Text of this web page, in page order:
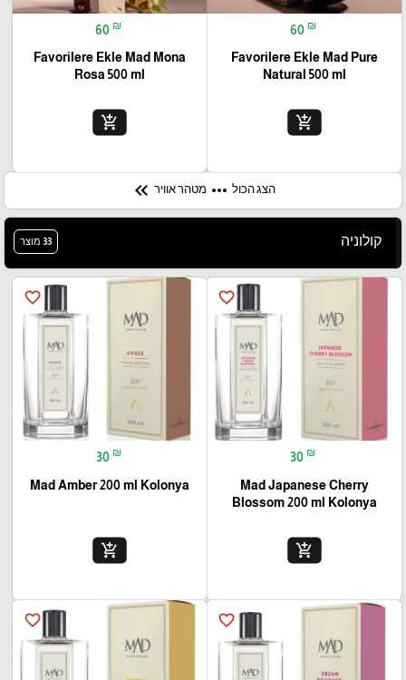
60 ₪
Favorilere Ekle Mad Pure
Natural 500 ml
add_shopping_cart
60 ₪
Favorilere Ekle Mad Mona
Rosa 500 ml
add_shopping_cart
הצג הכול more_horiz מטהר אוויר keyboard_double_arrow_left
קולוניה 33 מוצר
favorite_border
30 ₪
Mad Japanese Cherry
Blossom 200 ml Kolonya
add_shopping_cart
favorite_border
30 ₪
Mad Amber 200 ml Kolonya
add_shopping_cart
favorite_border
favorite_border